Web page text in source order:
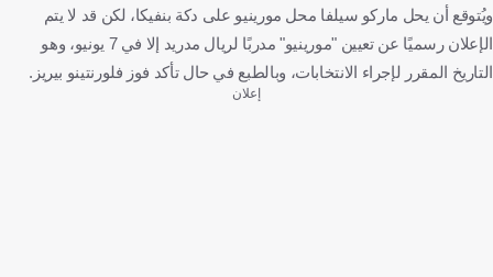
ويُتوقع أن يحل ماركو سيلفا محل مورينيو على دكة بنفيكا، لكن قد لا يتم
الإعلان رسميًا عن تعيين "مورينيو" مدربًا لريال مدريد إلا في 7 يونيو، وهو
التاريخ المقرر لإجراء الانتخابات، وبالطبع في حال تأكد فوز فلورنتينو بيريز.
إعلان